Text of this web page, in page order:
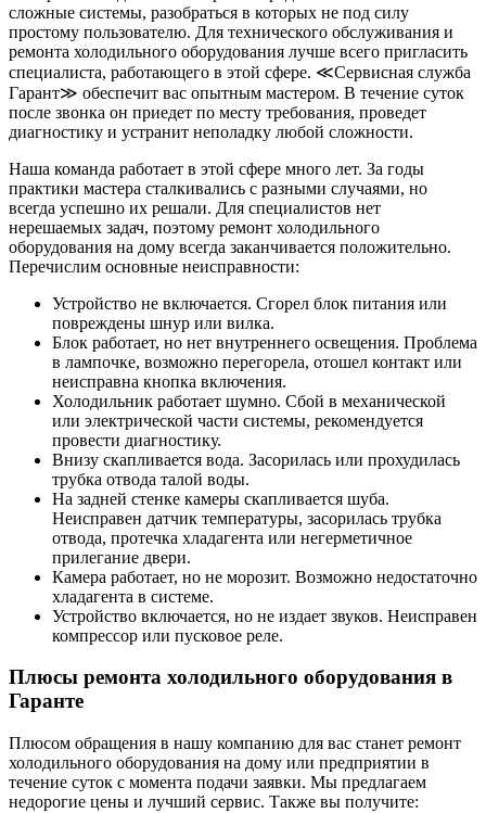
сложные системы, разобраться в которых не под силу
простому пользователю. Для технического обслуживания и
ремонта холодильного оборудования лучше всего пригласить
специалиста, работающего в этой сфере. ≪Сервисная служба
Гарант≫ обеспечит вас опытным мастером. В течение суток
после звонка он приедет по месту требования, проведет
диагностику и устранит неполадку любой сложности.
Наша команда работает в этой сфере много лет. За годы
практики мастера сталкивались с разными случаями, но
всегда успешно их решали. Для специалистов нет
нерешаемых задач, поэтому ремонт холодильного
оборудования на дому всегда заканчивается положительно.
Перечислим основные неисправности:
Устройство не включается. Сгорел блок питания или
повреждены шнур или вилка.
Блок работает, но нет внутреннего освещения. Проблема
в лампочке, возможно перегорела, отошел контакт или
неисправна кнопка включения.
Холодильник работает шумно. Сбой в механической
или электрической части системы, рекомендуется
провести диагностику.
Внизу скапливается вода. Засорилась или прохудилась
трубка отвода талой воды.
На задней стенке камеры скапливается шуба.
Неисправен датчик температуры, засорилась трубка
отвода, протечка хладагента или негерметичное
прилегание двери.
Камера работает, но не морозит. Возможно недостаточно
хладагента в системе.
Устройство включается, но не издает звуков. Неисправен
компрессор или пусковое реле.
Плюсы ремонта холодильного оборудования в
Гаранте
Плюсом обращения в нашу компанию для вас станет ремонт
холодильного оборудования на дому или предприятии в
течение суток с момента подачи заявки. Мы предлагаем
недорогие цены и лучший сервис. Также вы получите: